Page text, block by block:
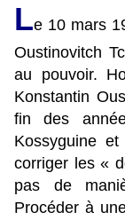
Le 10 mars
Oustinovitch
au pouvoir.
Konstantin
fin des
Kossyguine
corriger les «
pas de
Procéder à